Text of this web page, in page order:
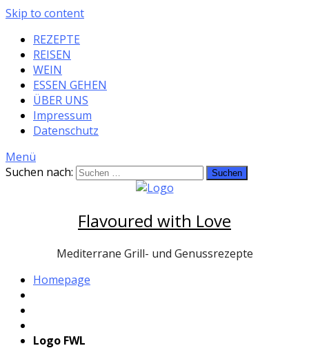
Skip to content
REZEPTE
REISEN
WEIN
ESSEN GEHEN
ÜBER UNS
Impressum
Datenschutz
Menü
Suchen nach:
Flavoured with Love
Mediterrane Grill- und Genussrezepte
Homepage
Logo FWL